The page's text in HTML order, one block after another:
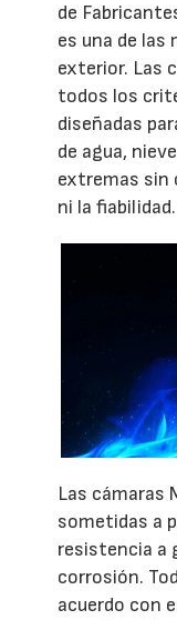
de
es una de las
exterior. Las
todos los
diseñadas
de agua,
extremas sin
ni la fiabilidad.
Las cámaras
sometidas a
resistencia a
corrosión.
acuerdo con